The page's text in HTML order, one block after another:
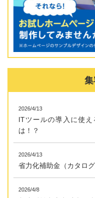
2026/4/13
ITツールの導入に使
は！？
2026/4/13
省力化補助金（カタロ
2026/4/8